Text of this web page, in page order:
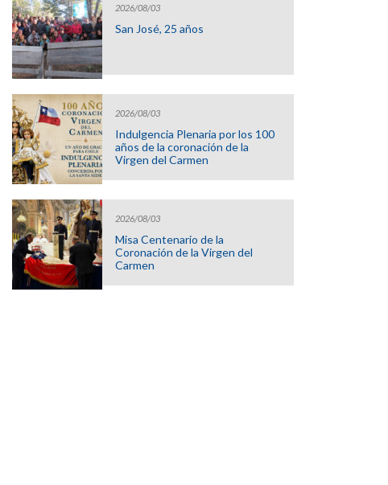
2026/08/03
San José, 25 años
2026/08/03
Indulgencia Plenaria por los 100
años de la coronación de la
Virgen del Carmen
2026/08/03
Misa Centenario de la
Coronación de la Virgen del
Carmen